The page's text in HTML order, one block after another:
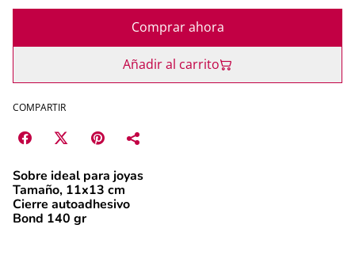
Comprar ahora
Añadir al carrito
COMPARTIR
Sobre ideal para joyas
Tamaño, 11x13 cm
Cierre autoadhesivo
Bond 140 gr